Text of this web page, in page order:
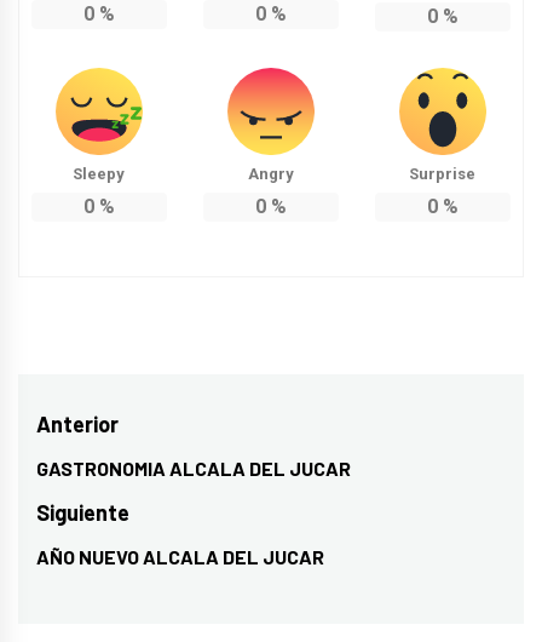
0% 0% 0%
Sleepy
0%
Angry
0%
Surprise
0%
Navegación
de
entradas
Anterior
Entrada
anterior:
GASTRONOMIA ALCALA DEL JUCAR
Siguiente
Entrada
AÑO NUEVO ALCALA DEL JUCAR